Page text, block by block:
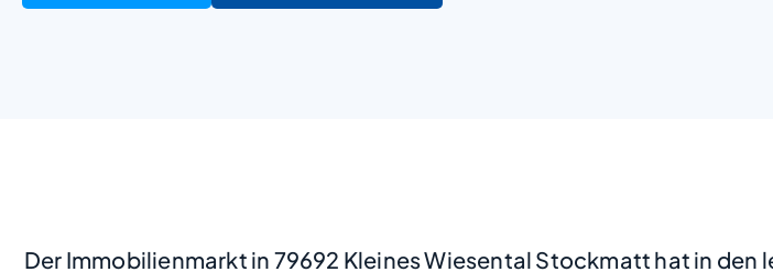
Der Immobilienmarkt in 79692 Kleines Wiesental Stockmatt hat in